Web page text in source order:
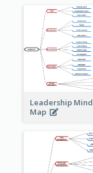
Leadership Mind
Map